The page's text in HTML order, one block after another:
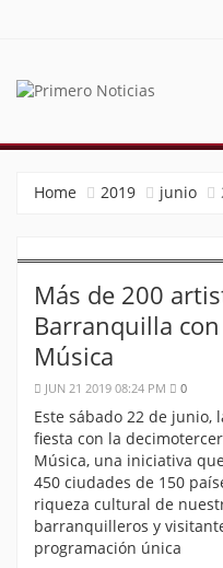
Home 2019 junio
Más de 200
Barranquilla
Música
JUN 21 2019 08:24 PM 0
Este sábado 22 de junio,
fiesta con la
Música, una iniciativa
450 ciudades de 150
riqueza cultural de
barranquilleros y
programación única